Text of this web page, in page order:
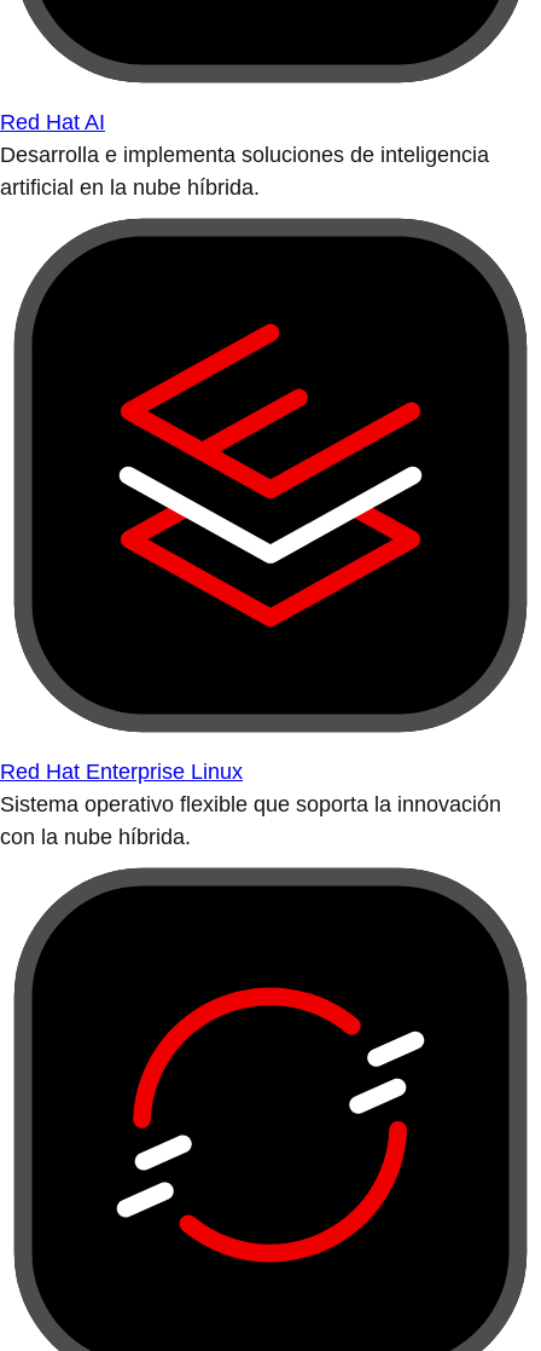
Red Hat AI
Desarrolla e implementa soluciones de inteligencia
artificial en la nube híbrida.
Red Hat Enterprise Linux
Sistema operativo flexible que soporta la innovación
con la nube híbrida.